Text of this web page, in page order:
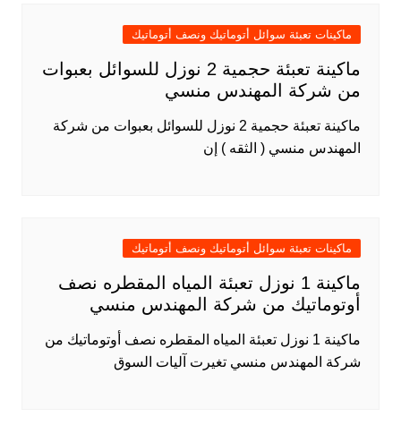
ماكينات تعبئة سوائل أتوماتيك ونصف أتوماتيك
ماكينة تعبئة حجمية 2 نوزل للسوائل بعبوات
من شركة المهندس منسي
ماكينة تعبئة حجمية 2 نوزل للسوائل بعبوات من شركة
المهندس منسي ( الثقه ) إن
ماكينات تعبئة سوائل أتوماتيك ونصف أتوماتيك
ماكينة 1 نوزل تعبئة المياه المقطره نصف
أوتوماتيك من شركة المهندس منسي
ماكينة 1 نوزل تعبئة المياه المقطره نصف أوتوماتيك من
شركة المهندس منسي تغيرت آليات السوق